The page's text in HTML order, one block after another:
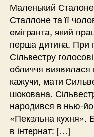
Маленький
Сталлоне та її
емігранта, який
перша дитина. При
Сільвестру
обличчя виявилася
кажучи, мати
шокована.
народився в нью-
«Пекельна кухня».
в інтернат: […]